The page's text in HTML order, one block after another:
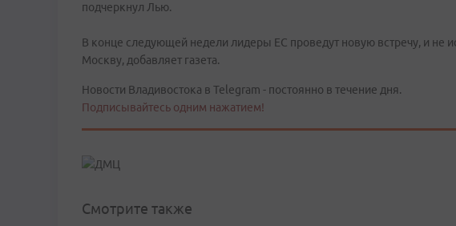
подчеркнул Лью.
В конце следующей недели лидеры ЕС проведут новую встречу, и не
Москву, добавляет газета.
Новости Владивостока в Telegram - постоянно в течение дня.
Подписывайтесь одним нажатием!
Смотрите также